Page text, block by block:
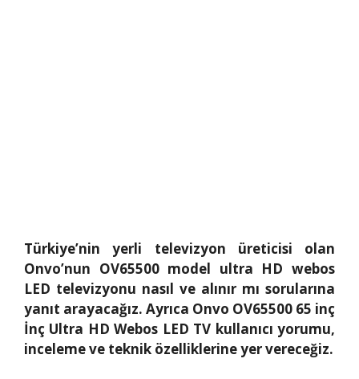
Türkiye’nin yerli televizyon üreticisi olan
Onvo’nun OV65500 model ultra HD webos
LED televizyonu nasıl ve alınır mı sorularına
yanıt arayacağız. Ayrıca Onvo OV65500 65 inç
İnç Ultra HD Webos LED TV kullanıcı yorumu,
inceleme ve teknik özelliklerine yer vereceğiz.